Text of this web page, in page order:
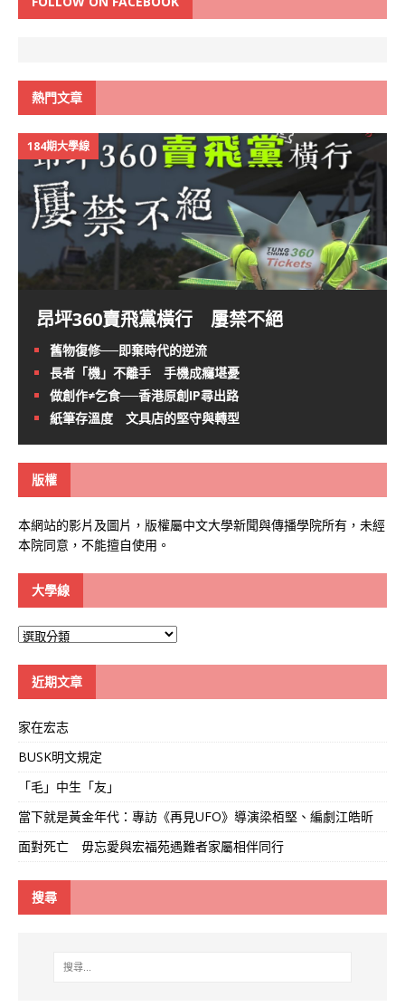
熱門文章
184期大學線
昂坪360賣飛黨橫行 屢禁不絕
舊物復修──即棄時代的逆流
長者「機」不離手 手機成癮堪憂
做創作≠乞食──香港原創IP尋出路
紙筆存溫度 文具店的堅守與轉型
版權
本網站的影片及圖片，版權屬中文大學新聞與傳播學院所有，未經
本院同意，不能擅自使用。
大學線
大
近期文章
家在宏志
BUSK明文規定
「毛」中生「友」
當下就是黃金年代：專訪《再見UFO》導演梁栢堅、編劇江皓昕
面對死亡 毋忘愛與宏福苑遇難者家屬相伴同行
搜尋